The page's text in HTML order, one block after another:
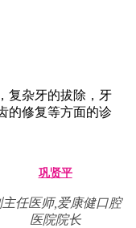
复杂牙的拔除，牙
的修复等方面的诊
巩贤平
主任医师,爱康健口腔
医院院长